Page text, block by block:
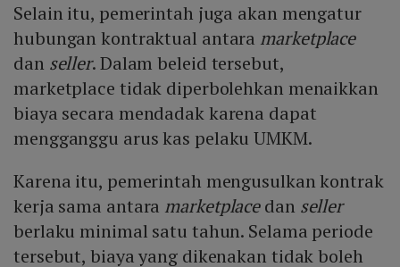
Selain itu, pemerintah juga akan mengatur
hubungan kontraktual antara marketplace
dan seller. Dalam beleid tersebut,
marketplace tidak diperbolehkan menaikkan
biaya secara mendadak karena dapat
mengganggu arus kas pelaku UMKM.
Karena itu, pemerintah mengusulkan kontrak
kerja sama antara marketplacedan seller
berlaku minimal satu tahun. Selama periode
tersebut, biaya yang dikenakan tidak boleh